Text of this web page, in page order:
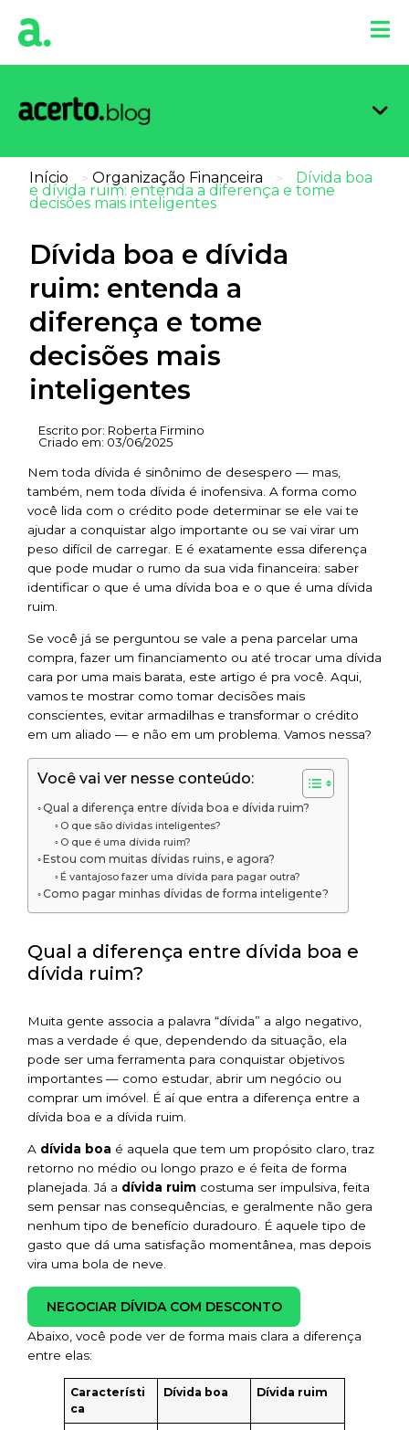
Início > Organização Financeira > Dívida boa
e dívida ruim: entenda a diferença e tome
decisões mais inteligentes
Dívida boa e dívida
ruim: entenda a
diferença e tome
decisões mais
inteligentes
Escrito por: Roberta Firmino
Criado em: 03/06/2025
Nem toda dívida é sinônimo de desespero — mas,
também, nem toda dívida é inofensiva. A forma como
você lida com o crédito pode determinar se ele vai te
ajudar a conquistar algo importante ou se vai virar um
peso difícil de carregar. E é exatamente essa diferença
que pode mudar o rumo da sua vida financeira: saber
identificar o que é uma dívida boa e o que é uma dívida
ruim.
Se você já se perguntou se vale a pena parcelar uma
compra, fazer um financiamento ou até trocar uma dívida
cara por uma mais barata, este artigo é pra você. Aqui,
vamos te mostrar como tomar decisões mais
conscientes, evitar armadilhas e transformar o crédito
em um aliado — e não em um problema. Vamos nessa?
Você vai ver nesse conteúdo:
Qual a diferença entre dívida boa e dívida ruim?
O que são dívidas inteligentes?
O que é uma dívida ruim?
Estou com muitas dívidas ruins, e agora?
É vantajoso fazer uma dívida para pagar outra?
Como pagar minhas dívidas de forma inteligente?
Qual a diferença entre dívida boa e
dívida ruim?
Muita gente associa a palavra “dívida” a algo negativo,
mas a verdade é que, dependendo da situação, ela
pode ser uma ferramenta para conquistar objetivos
importantes — como estudar, abrir um negócio ou
comprar um imóvel. É aí que entra a diferença entre a
dívida boa e a dívida ruim.
A dívida boa é aquela que tem um propósito claro, traz
retorno no médio ou longo prazo e é feita de forma
planejada. Já a dívida ruim costuma ser impulsiva, feita
sem pensar nas consequências, e geralmente não gera
nenhum tipo de benefício duradouro. É aquele tipo de
gasto que dá uma satisfação momentânea, mas depois
vira uma bola de neve.
NEGOCIAR DÍVIDA COM DESCONTO
Abaixo, você pode ver de forma mais clara a diferença
entre elas:
Característi
ca
Dívida boa Dívida ruim